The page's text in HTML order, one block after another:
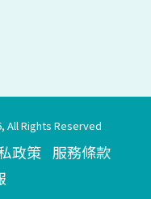
All Rights Reserved
政策 服務條款